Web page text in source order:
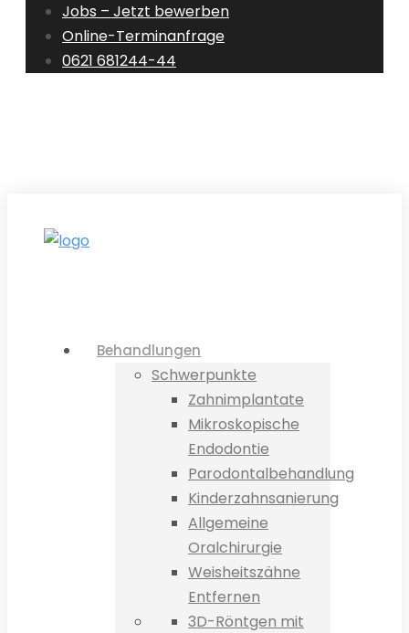
Jobs – Jetzt bewerben
Online-Terminanfrage
0621 681244-44
Behandlungen
Schwerpunkte
Zahnimplantate
Mikroskopische
Endodontie
Parodontalbehandlung
Kinderzahnsanierung
Allgemeine
Oralchirurgie
Weisheitszähne
Entfernen
3D-Röntgen mit